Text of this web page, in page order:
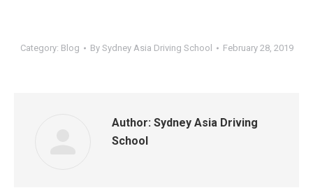
Category: Blog By Sydney Asia Driving School February 28, 2019
Author: Sydney Asia Driving
School